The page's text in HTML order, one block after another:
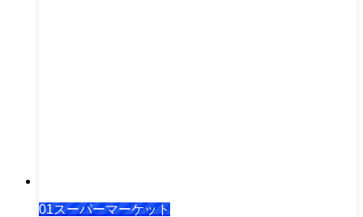
01スーパーマーケット